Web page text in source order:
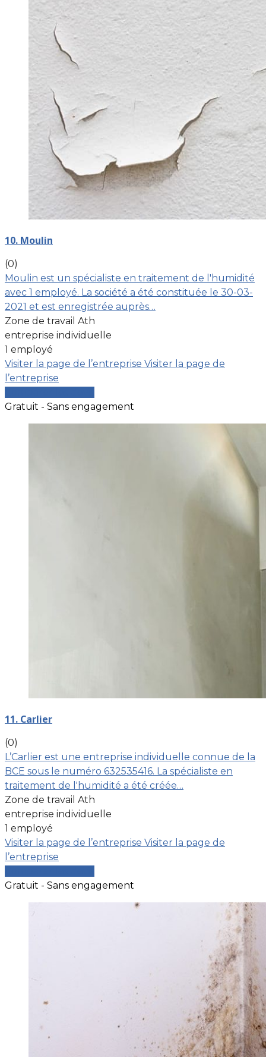
10. Moulin
(0)
Moulin est un spécialiste en traitement de l'humidité
avec 1 employé. La société a été constituée le 30-03-
2021 et est enregistrée auprès…
Zone de travail Ath
entreprise individuelle
1 employé
Visiter la page de l’entreprise Visiter la page de
l’entreprise
Gratuit - Sans engagement
11. Carlier
(0)
L’Carlier est une entreprise individuelle connue de la
BCE sous le numéro 632535416. La spécialiste en
traitement de l'humidité a été créée…
Zone de travail Ath
entreprise individuelle
1 employé
Visiter la page de l’entreprise Visiter la page de
l’entreprise
Gratuit - Sans engagement